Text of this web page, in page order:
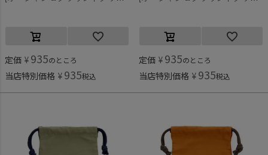
定価 ¥ 935のところ
当店特別価格 ¥ 935税込
定価 ¥ 935のところ
当店特別価格 ¥ 935税込